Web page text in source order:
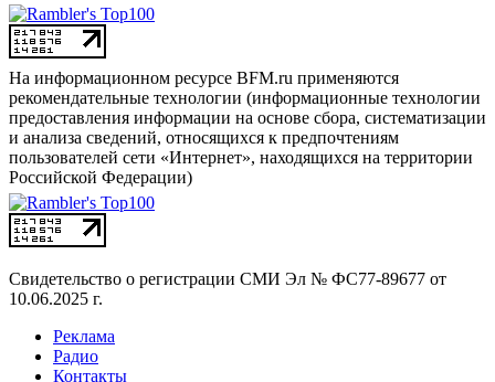
На информационном ресурсе BFM.ru применяются
рекомендательные технологии (информационные технологии
предоставления информации на основе сбора, систематизации
и анализа сведений, относящихся к предпочтениям
пользователей сети «Интернет», находящихся на территории
Российской Федерации)
Свидетельство о регистрации СМИ Эл № ФС77-89677 от
10.06.2025 г.
Реклама
Радио
Контакты